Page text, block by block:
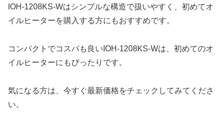
IOH-1208KS-Wはシンプルな構造で扱いやすく、初めてオ
イルヒーターを購入する方にもおすすめです。
コンパクトでコスパも良いIOH-1208KS-Wは、初めてのオ
イルヒーターにもぴったりです。
気になる方は、今すぐ最新価格をチェックしてみてくださ
い。